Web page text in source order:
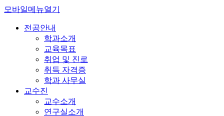
모바일메뉴열기
전공안내
학과소개
교육목표
취업 및 진로
취득 자격증
학과 사무실
교수진
교수소개
연구실소개